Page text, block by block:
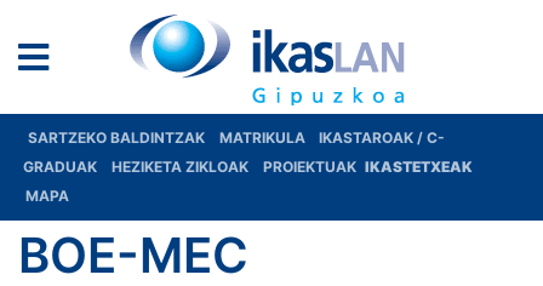
SARTZEKO BALDINTZAK MATRIKULA
IKASTAROAK / C-
GRADUAK
HEZIKETA ZIKLOAK PROIEKTUAK IKASTETXEAK
MAPA
BOE-MEC